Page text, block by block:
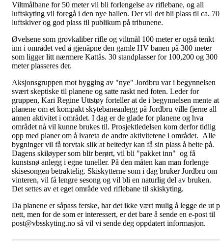
Viltmålbane for 50 meter vil bli forlengelse av riflebane, og all
luftskyting vil foregå i den nye hallen. Der vil det bli plass til ca. 70
luftskiver og god plass til publikum på tribunene.
Øvelsene som grovkaliber rifle og viltmål 100 meter er også tenkt
inn i området ved å gjenåpne den gamle HV banen på 300 meter
som ligger litt nærmere Kattås. 30 standplasser for 100,200 og 300
meter plasseres der.
Aksjonsgruppen mot bygging av "nye" Jordbru var i begynnelsen
svært skeptiske til planene og satte raskt ned foten. Leder for
gruppen, Kari Regine Uttstøy forteller at de i begynnelsen mente at
planene om et kompakt skytebaneanlegg på Jordbru ville fjerne all
annen aktivitet i området. I dag er de glade for planene og hva
området nå vil kunne brukes til. Prosjektledelsen kom derfor tidlig
opp med planer om å ivareta de andre aktivitetene i området. Alle
bygninger vil få torvtak slik at beitedyr kan få sin plass å beite på.
Dagens skiløyper som blir berørt, vil bli "pakket inn" og få
kunstsnø anlegg i egne tuneller. På den måten kan man forlenge
skisesongen betraktelig. Skiskytterne som i dag bruker Jordbru om
vinteren, vil få lengre sesong og vil bli en naturlig del av bruken.
Det settes av et eget område ved riflebane til skiskyting.
Da planene er såpass ferske, har det ikke vært mulig å legge de ut
nett, men for de som er interessert, er det bare å sende en e-post til
post@vbsskyting.no så vil vi sende deg oppdatert informasjon.